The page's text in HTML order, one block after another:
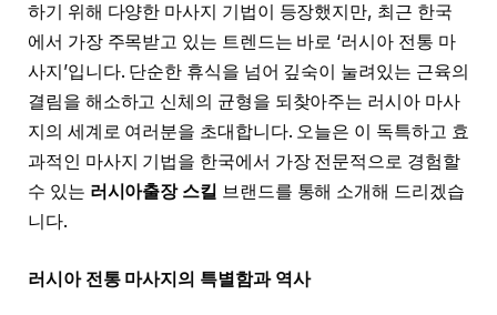
하기 위해 다양한 마사지 기법이 등장했지만, 최근 한국
에서 가장 주목받고 있는 트렌드는 바로 ‘러시아 전통 마
사지’입니다. 단순한 휴식을 넘어 깊숙이 눌려있는 근육의
결림을 해소하고 신체의 균형을 되찾아주는 러시아 마사
지의 세계로 여러분을 초대합니다. 오늘은 이 독특하고 효
과적인 마사지 기법을 한국에서 가장 전문적으로 경험할
수 있는 러시아출장 스킬 브랜드를 통해 소개해 드리겠습
니다.
러시아 전통 마사지의 특별함과 역사